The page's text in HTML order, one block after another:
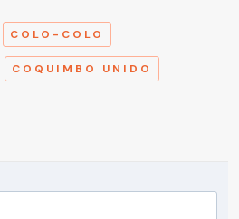
COLO-COLO
COQUIMBO UNIDO